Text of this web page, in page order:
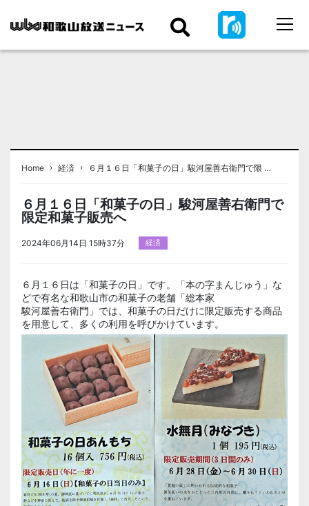
Home › 経済 › ６月１６日「和菓子の日」駿河屋善右衛門で限 …
６月１６日「和菓子の日」駿河屋善右衛門で
限定和菓子販売へ
2024年06月14日 15時37分 経済
６月１６日は「和菓子の日」です。「本の字まんじゅう」な
どで有名な和歌山市の和菓子の老舗「総本家
駿河屋善右衛門 」では、和菓子の日だけに限定販売する商品
を用意して、多くの利用を呼びかけています。